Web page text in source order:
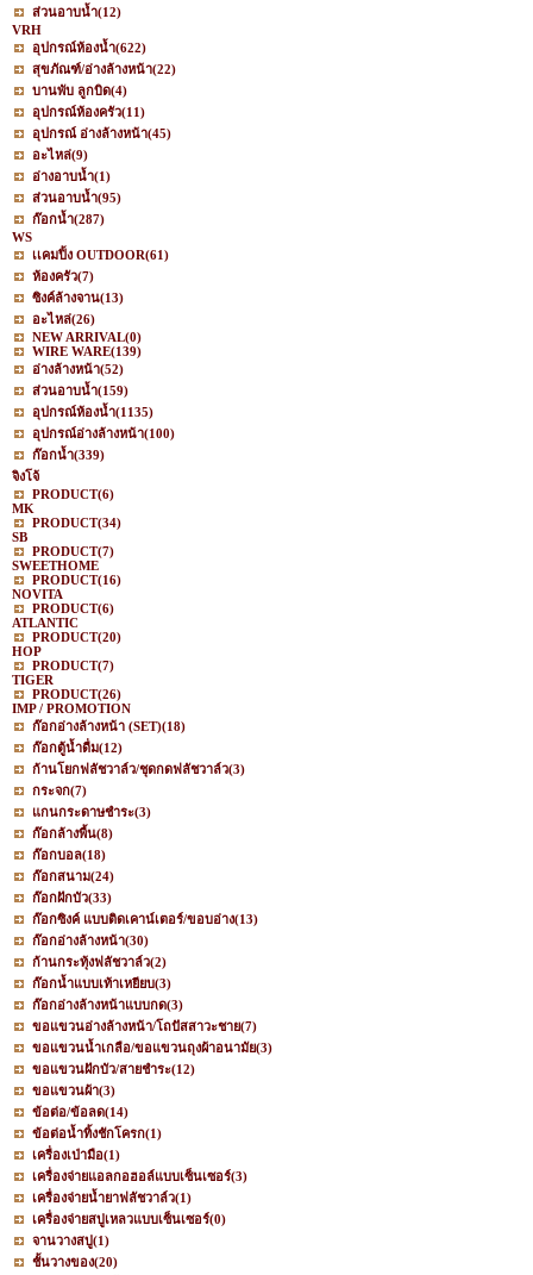
ส่วนอาบน้ำ(12)
VRH
อุปกรณ์ห้องน้ำ(622)
สุขภัณฑ์/อ่างล้างหน้า(22)
บานพับ ลูกบิด(4)
อุปกรณ์ห้องครัว(11)
อุปกรณ์ อ่างล้างหน้า(45)
อะไหล่(9)
อ่างอาบน้ำ(1)
ส่วนอาบน้ำ(95)
ก๊อกน้ำ(287)
WS
เเคมปิ้ง OUTDOOR(61)
ห้องครัว(7)
ซิงค์ล้างจาน(13)
อะไหล่(26)
NEW ARRIVAL(0)
WIRE WARE(139)
อ่างล้างหน้า(52)
ส่วนอาบน้ำ(159)
อุปกรณ์ห้องน้ำ(1135)
อุปกรณ์อ่างล้างหน้า(100)
ก๊อกน้ำ(339)
จิงโจ้
PRODUCT(6)
MK
PRODUCT(34)
SB
PRODUCT(7)
SWEETHOME
PRODUCT(16)
NOVITA
PRODUCT(6)
ATLANTIC
PRODUCT(20)
HOP
PRODUCT(7)
TIGER
PRODUCT(26)
IMP / PROMOTION
ก๊อกอ่างล้างหน้า (SET)(18)
ก๊อกตู้น้ำดื่ม(12)
ก้านโยกฟลัชวาล์ว/ชุดกดฟลัชวาล์ว(3)
กระจก(7)
แกนกระดาษชำระ(3)
ก๊อกล้างพื้น(8)
ก๊อกบอล(18)
ก๊อกสนาม(24)
ก๊อกฝักบัว(33)
ก๊อกซิงค์ แบบติดเคาน์เตอร์/ขอบอ่าง(13)
ก๊อกอ่างล้างหน้า(30)
ก้านกระทุ้งฟลัชวาล์ว(2)
ก๊อกน้ำแบบเท้าเหยียบ(3)
ก๊อกอ่างล้างหน้าแบบกด(3)
ขอแขวนอ่างล้างหน้า/โถปัสสาวะชาย(7)
ขอแขวนน้ำเกลือ/ขอแขวนถุงผ้าอนามัย(3)
ขอแขวนฝักบัว/สายชำระ(12)
ขอแขวนผ้า(3)
ข้อต่อ/ข้อลด(14)
ข้อต่อน้ำทิ้งชักโครก(1)
เครื่องเป่ามือ(1)
เครื่องจ่ายแอลกอฮอล์แบบเซ็นเซอร์(3)
เครื่องจ่ายน้ำยาฟลัชวาล์ว(1)
เครื่องจ่ายสบู่เหลวแบบเซ็นเซอร์(0)
จานวางสบู่(1)
ชั้นวางของ(20)